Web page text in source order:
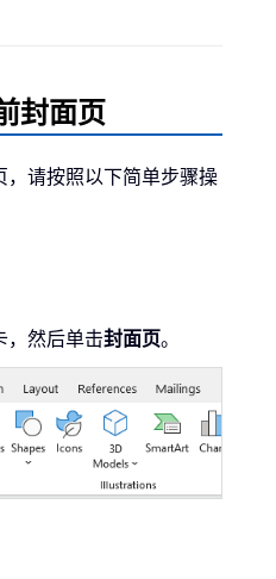
封面页
请按照以下简单步骤操
，然后单击封面页。